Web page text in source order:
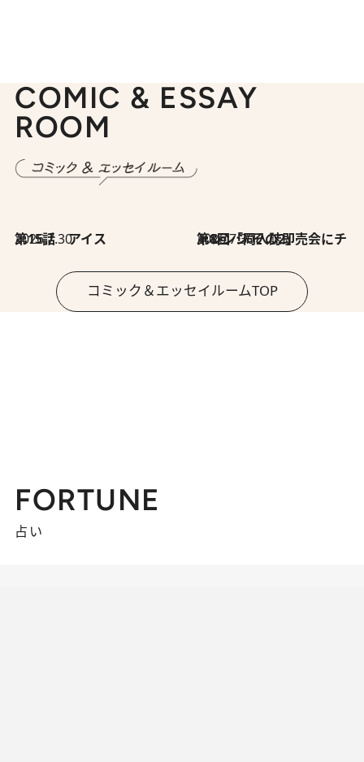
COMIC & ESSAY
ROOM
2026.7.30
第15話 アイス 2026.7.30
第8回「同人誌即売会にチャレンジ その2」
コミック＆エッセイルームTOP
FORTUNE
占い